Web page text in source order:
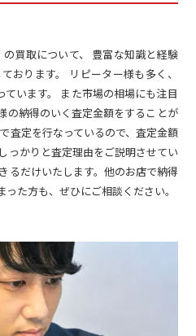
の買取について、 豊富な知識と経験
おります。 リピーター様も多く、
います。 また市場の相場にも注目
の納得のいく査定金額をすることが
査定を行なっているので、査定金額
っかりと査定理由をご説明させてい
るだけいたします。他のお店で納得
た方も、ぜひにご相談ください。